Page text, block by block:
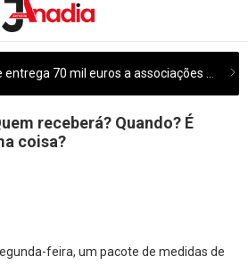
receberá? Quando? É
coisa?
feira, um pacote de medidas de